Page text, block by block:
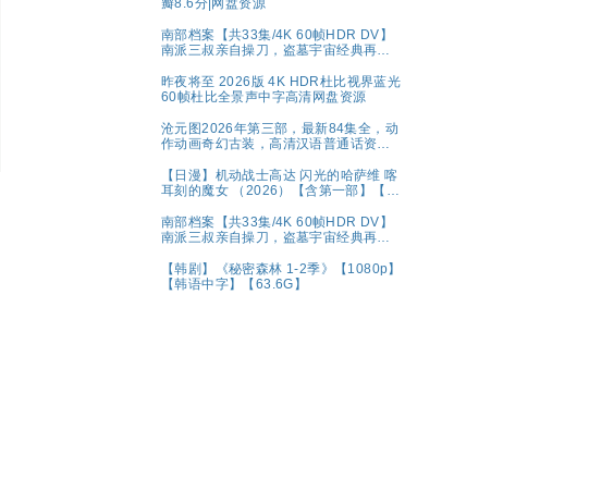
南部档案【共33集/4K 60帧HDR DV】
南派三叔亲自操刀，盗墓宇宙经典再现
险启航🌊南洋谜局，诡影交错！连环猎
杀，高能对决💥奇幻/冒险【张新成、丁
昨夜将至 2026版 4K HDR杜比视界蓝光
60帧杜比全景声中字高清网盘资源
沧元图2026年第三部，最新84集全，动
作动画奇幻古装，高清汉语普通话资源
【日漫】机动战士高达 闪光的哈萨维 喀
耳刻的魔女 （2026）【含第一部】【剧
夸克
南部档案【共33集/4K 60帧HDR DV】
南派三叔亲自操刀，盗墓宇宙经典再现
险启航🌊南洋谜局，诡影交错！连环猎
杀，高能对决💥奇幻/冒险【张新成、丁
【韩剧】《秘密森林 1-2季》【1080p】
【韩语中字】【63.6G】